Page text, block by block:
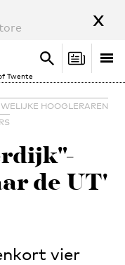
x
Twente
Search
Search
HOOGLERAREN
de UT'
vier